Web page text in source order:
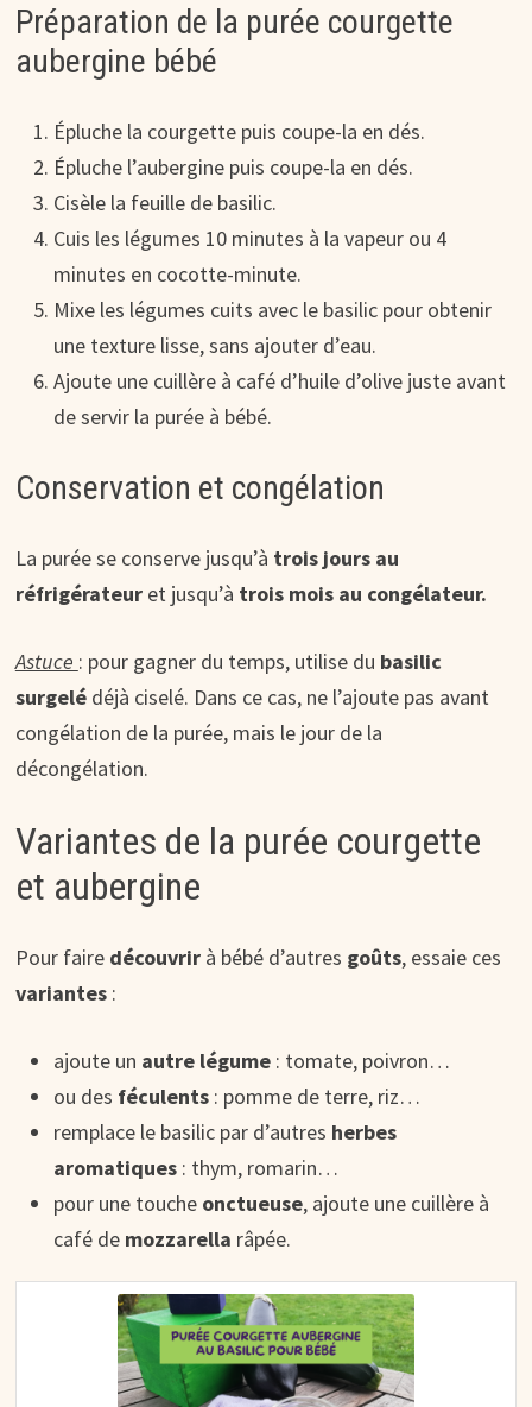
Préparation de la purée courgette
aubergine bébé
Épluche la courgette puis coupe-la en dés.
Épluche l’aubergine puis coupe-la en dés.
Cisèle la feuille de basilic.
Cuis les légumes 10 minutes à la vapeur ou 4
minutes en cocotte-minute.
Mixe les légumes cuits avec le basilic pour obtenir
une texture lisse, sans ajouter d’eau.
Ajoute une cuillère à café d’huile d’olive juste avant
de servir la purée à bébé.
Conservation et congélation
La purée se conserve jusqu’à trois jours au
réfrigérateuret jusqu’à trois mois au congélateur.
Astuce : pour gagner du temps, utilise du basilic
surgelé déjà ciselé. Dans ce cas, ne l’ajoute pas avant
congélation de la purée, mais le jour de la
décongélation.
Variantes de la purée courgette
et aubergine
Pour faire découvrir à bébé d’autres goûts, essaie ces
variantes :
ajoute un autre légume : tomate, poivron…
ou des féculents : pomme de terre, riz…
remplace le basilic par d’autres herbes
aromatiques: thym, romarin…
pour une touche onctueuse, ajoute une cuillère à
café de mozzarella râpée.